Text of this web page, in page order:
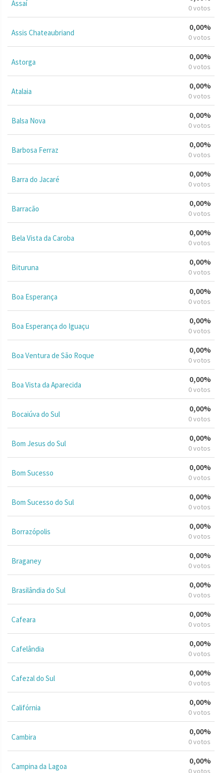
Assaí 0 votos
Assis Chateaubriand
0,00%
0 votos
Astorga
0,00%
0 votos
Atalaia
0,00%
0 votos
Balsa Nova
0,00%
0 votos
Barbosa Ferraz
0,00%
0 votos
Barra do Jacaré
0,00%
0 votos
Barracão
0,00%
0 votos
Bela Vista da Caroba
0,00%
0 votos
Bituruna
0,00%
0 votos
Boa Esperança
0,00%
0 votos
Boa Esperança do Iguaçu
0,00%
0 votos
Boa Ventura de São Roque
0,00%
0 votos
Boa Vista da Aparecida
0,00%
0 votos
Bocaiúva do Sul
0,00%
0 votos
Bom Jesus do Sul
0,00%
0 votos
Bom Sucesso
0,00%
0 votos
Bom Sucesso do Sul
0,00%
0 votos
Borrazópolis
0,00%
0 votos
Braganey
0,00%
0 votos
Brasilândia do Sul
0,00%
0 votos
Cafeara
0,00%
0 votos
Cafelândia
0,00%
0 votos
Cafezal do Sul
0,00%
0 votos
Califórnia
0,00%
0 votos
Cambira
0,00%
0 votos
Campina da Lagoa
0,00%
0 votos